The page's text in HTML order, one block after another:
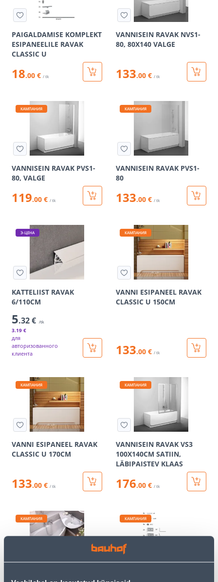
PAIGALDAMISE KOMPLEKT
ESIPANEELILE RAVAK
CLASSIC U
18.00 € / tk
VANNISEIN RAVAK NVS1-
80, 80X140 VALGE
133.00 € / tk
КАМПАНИЯ
VANNISEIN RAVAK PVS1-
80, VALGE
119.00 € / tk
КАМПАНИЯ
VANNISEIN RAVAK PVS1-
80
133.00 € / tk
Э-ЦЕНА
KATTELIIST RAVAK
6/110CM
5.32 € /tk
3.19 €
для
авторизованного
клиента
КАМПАНИЯ
VANNI ESIPANEEL RAVAK
CLASSIC U 150CM
133.00 € / tk
КАМПАНИЯ
VANNI ESIPANEEL RAVAK
CLASSIC U 170CM
133.00 € / tk
КАМПАНИЯ
VANNISEIN RAVAK VS3
100X140CM SATIIN,
LÄBIPAISTEV KLAAS
176.00 € / tk
КАМПАНИЯ
VANNI ESIPANEEL RAVAK
КАМПАНИЯ
PAIGALDAMISE KOMPLEKT